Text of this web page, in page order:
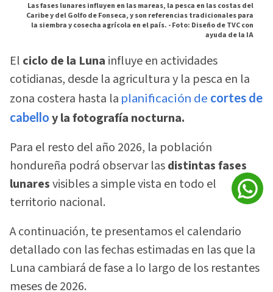
Las fases lunares influyen en las mareas, la pesca en las costas del
Caribe y del Golfo de Fonseca, y son referencias tradicionales para
la siembra y cosecha agrícola en el país. -Foto: Diseño de TVC con
ayuda de la IA
El ciclo de la Luna influye en actividades
cotidianas, desde la agricultura y la pesca en la
zona costera hasta la planificación de cortes de
cabello y la fotografía nocturna.
Para el resto del año 2026, la población
hondureña podrá observar lasdistintas fases
lunaresvisibles a simple vista en todo el
territorio nacional.
A continuación, te presentamos el calendario
detallado con las fechas estimadas en las que la
Luna cambiará de fase a lo largo de los restantes
meses de 2026.